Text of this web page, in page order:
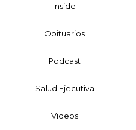
Inside
Obituarios
Podcast
Salud Ejecutiva
Videos